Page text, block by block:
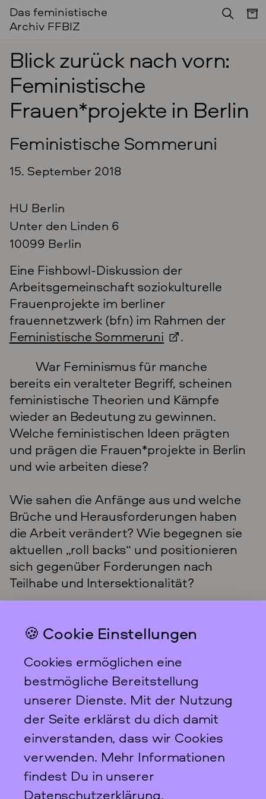
Das feministische
Archiv FFBIZ
Blick zurück nach vorn:
Femi­nistische
Frauen*projekte in Berlin
Feministische Sommeruni
15. September 2018
HU Berlin
Unter den Linden 6
10099 Berlin
Eine Fishbowl-Diskussion der
Arbeitsgemeinschaft soziokulturelle
Frauenprojekte im berliner
frauennetzwerk (bfn) im Rahmen der
Feministische Sommeruni
.
War Feminismus für manche
bereits ein veralteter Begriff, scheinen
feministische Theorien und Kämpfe
wieder an Bedeutung zu gewinnen.
Welche feministischen Ideen prägten
und prägen die Frauen*projekte in Berlin
und wie arbeiten diese?
Wie sahen die Anfänge aus und welche
Brüche und Herausforderungen haben
die Arbeit verändert? Wie begegnen sie
aktuellen „roll backs“ und positionieren
sich gegenüber Forderungen nach
Teilhabe und Intersektionalität?
Das feministische
Newsletter
Scharnweberstraße 31
10247 Berlin
+49 30 95 61 26 78
🍪 Cookie Einstellungen
Cookies ermöglichen eine
bestmögliche Bereitstellung
unserer Dienste. Mit der Nutzung
der Seite erklärst du dich damit
einverstanden, dass wir Cookies
verwenden. Mehr Informationen
findest Du in unserer
Datenschutzerklärung.